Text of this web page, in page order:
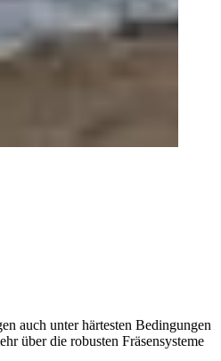
auch unter härtesten Bedingungen
über die robusten Fräsensysteme